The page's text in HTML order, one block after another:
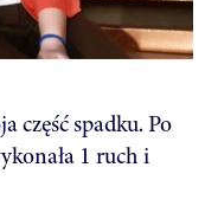
część spadku. Po
1 ruch i